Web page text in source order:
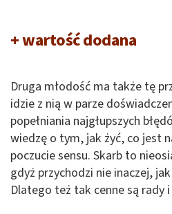
+ wartość dodana
Druga młodość ma także tę
idzie z nią w parze
popełniania najgłupszych
wiedzę o tym, jak żyć, co jest
poczucie sensu. Skarb to
gdyż przychodzi nie inaczej,
Dlatego też tak cenne są rady